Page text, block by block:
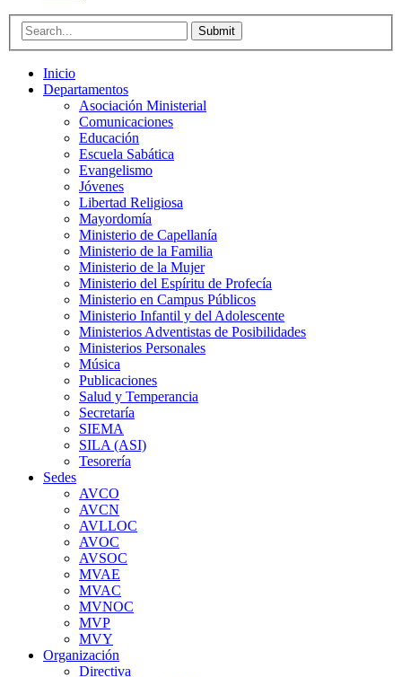
Submit
Inicio
Departamentos
Asociación Ministerial
Comunicaciones
Educación
Escuela Sabática
Evangelismo
Jóvenes
Libertad Religiosa
Mayordomía
Ministerio de Capellanía
Ministerio de la Familia
Ministerio de la Mujer
Ministerio del Espíritu de Profecía
Ministerio en Campus Públicos
Ministerio Infantil y del Adolescente
Ministerios Adventistas de Posibilidades
Ministerios Personales
Música
Publicaciones
Salud y Temperancia
Secretaría
SIEMA
SILA (ASI)
Tesorería
Sedes
AVCO
AVCN
AVLLOC
AVOC
AVSOC
MVAE
MVAC
MVNOC
MVP
MVY
Organización
Directiva